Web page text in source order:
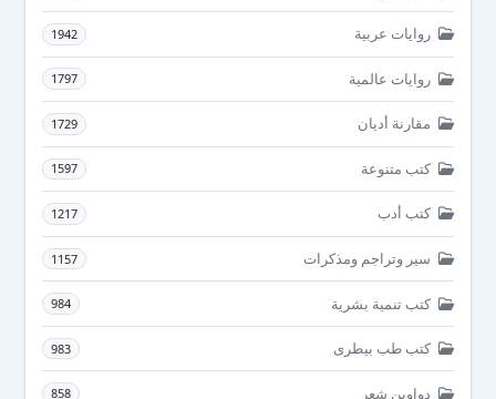
روايات عربية 1942
روايات عالمية 1797
مقارنة أديان 1729
كتب متنوعة 1597
كتب أدب 1217
سير وتراجم ومذكرات 1157
كتب تنمية بشرية 984
كتب طب بيطرى 983
دواوين شعر 858